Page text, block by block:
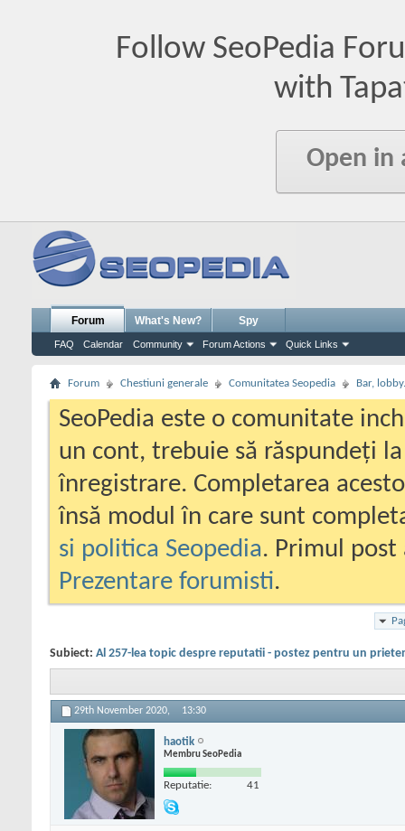
Follow SeoPedia
with
Open in
Forum
FAQ Calendar Community Forum Actions Quick Links
What's New? Spy
Forum Chestiuni generale Comunitatea Seopedia Bar,
SeoPedia este o comunitate
un cont, trebuie să răspundeți
înregistrare. Completarea
însă modul în care sunt
si politica Seopedia. Primul
Prezentare forumisti.
Subiect: Al 257-lea topic despre reputatii - postez pentru un
29th November 2020, 13:30
haotik
Membru SeoPedia
Reputatie: 41